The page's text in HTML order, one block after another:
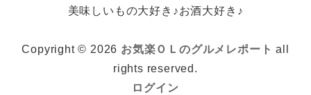
美味しいもの大好き♪お酒大好き♪
Copyright © 2026 お気楽ＯＬのグルメレポート all
rights reserved.
ログイン